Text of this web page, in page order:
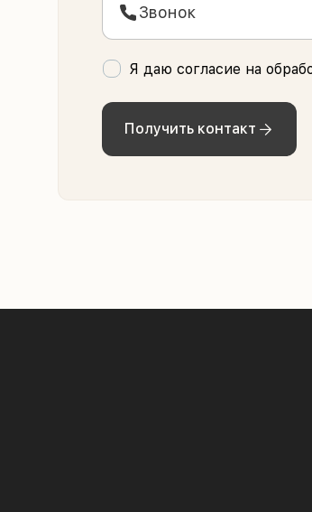
Звонок
Я даю согласие на
Получить контакт